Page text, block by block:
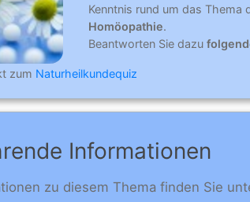
Kenntnis rund um das Thema
Homöopathie.
Beantworten Sie dazu
zum Naturheilkundequiz
Informationen
zu diesem Thema finden Sie